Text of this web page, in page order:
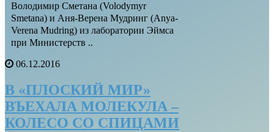
Володимир Сметана (Volodymyr
Smetana) и Аня-Верена Мудринг (Anya-
Verena Mudring) из лаборатории Эймса
при Министерств ..
06.12.2016
В «ПЛОСКИЙ МИР»
ВЪЕХАЛА МОЛЕКУЛА –
КОЛЕСО СО СПИЦАМИ